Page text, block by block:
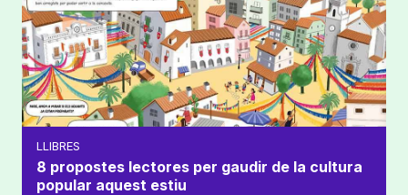
LLIBRES
8 propostes lectores per gaudir de la cultura
popular aquest estiu